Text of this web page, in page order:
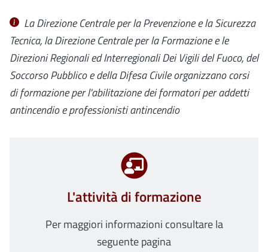
La Direzione Centrale per la Prevenzione e la Sicurezza
Tecnica, la Direzione Centrale per la Formazione e le
Direzioni Regionali ed Interregionali Dei Vigili del Fuoco, del
Soccorso Pubblico e della Difesa Civile organizzano corsi
di formazione per l'abilitazione dei formatori per addetti
antincendio e professionisti antincendio
L'attività di formazione
Per maggiori informazioni consultare la
seguente pagina